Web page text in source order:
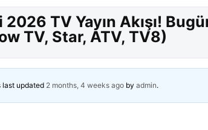
TV Yayın Akışı!
TV, Star, ATV, TV8)
last updated 2 months, 4 weeks ago by admin.